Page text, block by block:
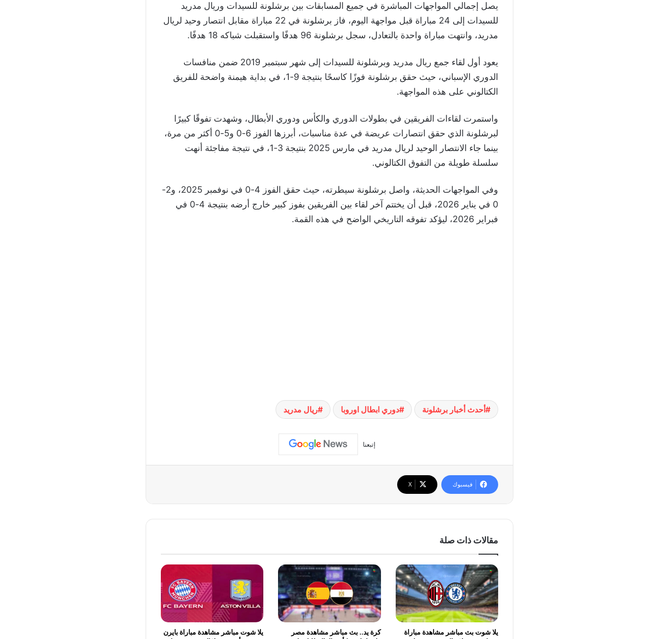
يصل إجمالي المواجهات المباشرة في جميع المسابقات بين برشلونة للسيدات وريال مدريد
للسيدات إلى 24 مباراة قبل مواجهة اليوم، فاز برشلونة في 22 مباراة مقابل انتصار وحيد لريال
مدريد، وانتهت مباراة واحدة بالتعادل، سجل برشلونة 96 هدفًا واستقبلت شباكه 18 هدفًا.
يعود أول لقاء جمع ريال مدريد وبرشلونة للسيدات إلى شهر سبتمبر 2019 ضمن منافسات
الدوري الإسباني، حيث حقق برشلونة فوزًا كاسحًا بنتيجة 9-1، في بداية هيمنة واضحة للفريق
الكتالوني على هذه المواجهة.
واستمرت لقاءات الفريقين في بطولات الدوري والكأس ودوري الأبطال، وشهدت تفوقًا كبيرًا
لبرشلونة الذي حقق انتصارات عريضة في عدة مناسبات، أبرزها الفوز 6-0 و5-0 أكثر من مرة،
بينما جاء الانتصار الوحيد لريال مدريد في مارس 2025 بنتيجة 3-1، في نتيجة مفاجئة أنهت
سلسلة طويلة من التفوق الكتالوني.
وفي المواجهات الحديثة، واصل برشلونة سيطرته، حيث حقق الفوز 4-0 في نوفمبر 2025، و2-
0 في يناير 2026، قبل أن يختتم آخر لقاء بين الفريقين بفوز كبير خارج أرضه بنتيجة 4-0 في
فبراير 2026، ليؤكد تفوقه التاريخي الواضح في هذه القمة.
أحدث أخبار برشلونة دوري ابطال اوروبا ريال مدريد
إتبعنا
فيسبوك ‫X
مقالات ذات صلة
يلا شوت بث مباشر مشاهدة مباراة
كرة يد.. بث مباشر مشاهدة مصر
يلا شوت مباشر مشاهدة مباراة بايرن